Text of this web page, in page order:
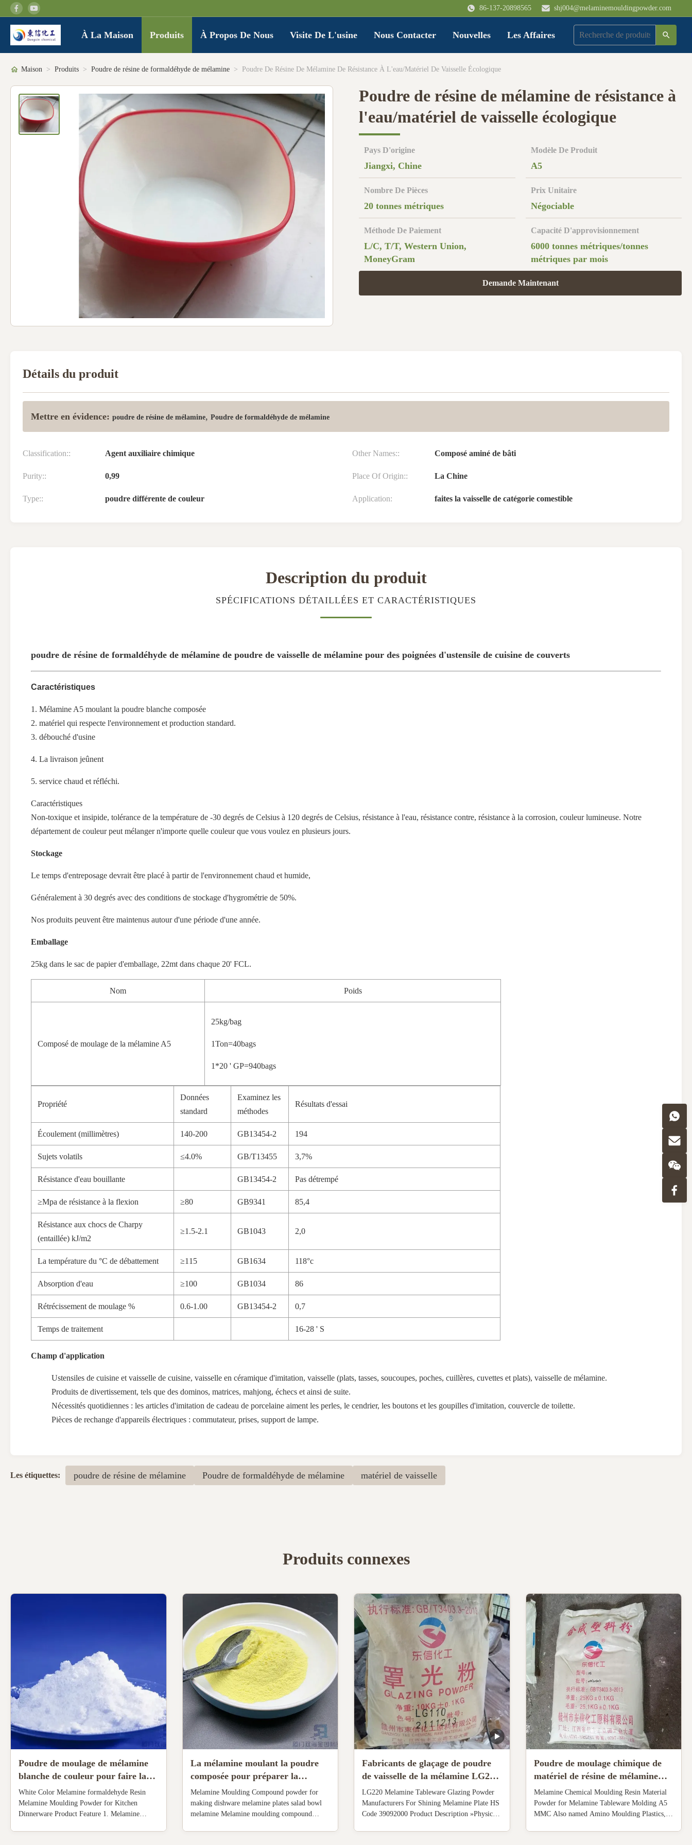
86-137-20898565 shj004@melaminemouldingpowder.com
À La Maison Produits À Propos De Nous Visite De L'usine Nous Contacter Nouvelles Les Affaires
Maison > Produits > Poudre de résine de formaldéhyde de mélamine > Poudre De Résine De Mélamine De Résistance À L'eau/matériel De Vaisselle Écologique
Poudre de résine de mélamine de résistance à
l'eau/matériel de vaisselle écologique
Pays D'origine
Jiangxi, Chine
Modèle De Produit
A5
Nombre De Pièces
20 tonnes métriques
Prix Unitaire
Négociable
Méthode De Paiement
L/C, T/T, Western Union,
MoneyGram
Capacité D'approvisionnement
6000 tonnes métriques/tonnes
métriques par mois
Demande Maintenant
Détails du produit
Mettre en évidence: poudre de résine de mélamine, Poudre de formaldéhyde de mélamine
Classification:: Agent auxiliaire chimique Other Names:: Composé aminé de bâti
Purity:: 0,99 Place Of Origin:: La Chine
Type:: poudre différente de couleur Application: faites la vaisselle de catégorie comestible
Description du produit
SPÉCIFICATIONS DÉTAILLÉES ET CARACTÉRISTIQUES
poudre de résine de formaldéhyde de mélamine de poudre de vaisselle de mélamine pour des poignées d'ustensile de cuisine de couverts
Caractéristiques
1. Mélamine A5 moulant la poudre blanche composée
2. matériel qui respecte l'environnement et production standard.
3. débouché d'usine
4. La livraison jeûnent
5. service chaud et réfléchi.
Caractéristiques
Non-toxique et insipide, tolérance de la température de -30 degrés de Celsius à 120 degrés de Celsius, résistance à l'eau, résistance contre, résistance à la corrosion, couleur lumineuse. Notre
département de couleur peut mélanger n'importe quelle couleur que vous voulez en plusieurs jours.
Stockage
Le temps d'entreposage devrait être placé à partir de l'environnement chaud et humide,
Généralement à 30 degrés avec des conditions de stockage d'hygrométrie de 50%.
Nos produits peuvent être maintenus autour d'une période d'une année.
Emballage
25kg dans le sac de papier d'emballage, 22mt dans chaque 20' FCL.
Nom Poids
Composé de moulage de la mélamine A5
25kg/bag
1Ton=40bags
1*20 ' GP=940bags
Propriété
Données
standard
Examinez les
méthodes
Résultats d'essai
Écoulement (millimètres) 140-200 GB13454-2 194
Sujets volatils ≤4.0% GB/T13455 3,7%
Résistance d'eau bouillante GB13454-2 Pas détrempé
≥Mpa de résistance à la flexion ≥80 GB9341 85,4
Résistance aux chocs de Charpy
(entaillée) kJ/m2
≥1.5-2.1 GB1043 2,0
La température du °C de débattement ≥115 GB1634 118°c
Absorption d'eau ≥100 GB1034 86
Rétrécissement de moulage % 0.6-1.00 GB13454-2 0,7
Temps de traitement 16-28 ' S
Champ d'application
Ustensiles de cuisine et vaisselle de cuisine, vaisselle en céramique d'imitation, vaisselle (plats, tasses, soucoupes, poches, cuillères, cuvettes et plats), vaisselle de mélamine.
Produits de divertissement, tels que des dominos, matrices, mahjong, échecs et ainsi de suite.
Nécessités quotidiennes : les articles d'imitation de cadeau de porcelaine aiment les perles, le cendrier, les boutons et les goupilles d'imitation, couvercle de toilette.
Pièces de rechange d'appareils électriques : commutateur, prises, support de lampe.
Les étiquettes: poudre de résine de mélamine Poudre de formaldéhyde de mélamine matériel de vaisselle
Produits connexes
Poudre de moulage de mélamine
blanche de couleur pour faire la
cuvette/plat haute résistance de
liaison
White Color Melamine formaldehyde Resin
Melamine Moulding Powder for Kitchen
Dinnerware Product Feature 1. Melamine
La mélamine moulant la poudre
composée pour préparer la
mélamine de dishware plaque la
mélamine de saladier
Melamine Moulding Compound powder for
making dishware melamine plates salad bowl
melamine Melamine moulding compound
Fabricants de glaçage de poudre
de vaisselle de la mélamine LG220
pour le code brillant 39092000 du
plat HS de mélamine
LG220 Melamine Tableware Glazing Powder
Manufacturers For Shining Melamine Plate HS
Code 39092000 Product Description »Physical
Poudre de moulage chimique de
matériel de résine de mélamine
pour le bâti A5 MMC de vaisselle
de mélamine
Melamine Chemical Moulding Resin Material
Powder for Melamine Tableware Molding A5
MMC Also named Amino Moulding Plastics,